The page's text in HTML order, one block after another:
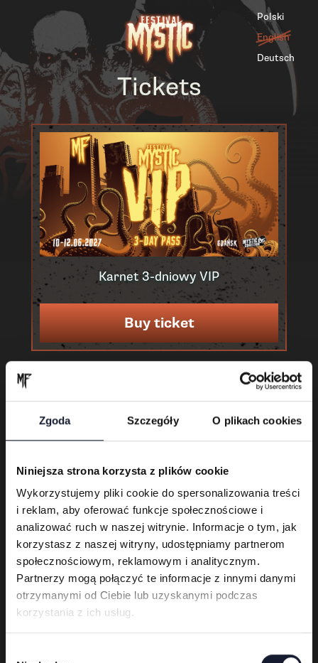
Zgoda Szczegóły O plikach cookies
Niniejsza strona korzysta z plików cookie
Wykorzystujemy pliki cookie do spersonalizowania treści
i reklam, aby oferować funkcje społecznościowe i
analizować ruch w naszej witrynie. Informacje o tym, jak
korzystasz z naszej witryny, udostępniamy partnerom
społecznościowym, reklamowym i analitycznym.
Partnerzy mogą połączyć te informacje z innymi danymi
otrzymanymi od Ciebie lub uzyskanymi podczas
korzystania z ich usług.
Polski
English
Deutsch
Tickets
Karnet 3-dniowy VIP
Buy ticket
Karnet 3-dniowy
Buy ticket